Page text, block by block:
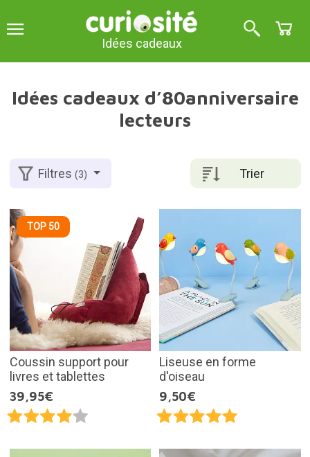
Idées cadeaux
Idées cadeaux d’80anniversaire
lecteurs
Trier
Filtres(3)
TOP 50
Coussin support pour
livres et tablettes
39,95€
Liseuse en forme
d'oiseau
9,50€